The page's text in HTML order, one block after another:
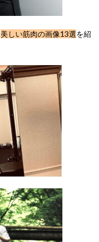
美しい筋肉の画像13選を紹